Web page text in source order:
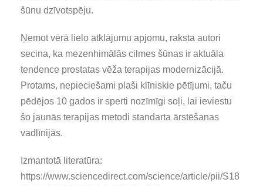
šūnu dzīvotspēju.
Ņemot vērā lielo atklājumu apjomu, raksta autori
secina, ka mezenhimālās cilmes šūnas ir aktuāla
tendence prostatas vēža terapijas modernizācijā.
Protams, nepieciešami plaši klīniskie pētījumi, taču
pēdējos 10 gados ir sperti nozīmīgi soļi, lai ieviestu
šo jaunās terapijas metodi standarta ārstēšanas
vadlīnijās.
Izmantotā literatūra:
https://www.sciencedirect.com/science/article/pii/S18